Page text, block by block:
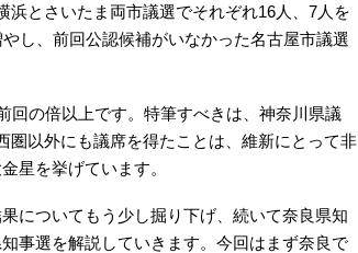
浜とさいたま両市議選でそれぞれ16人、7人を
し、前回公認候補がいなかった名古屋市議選
回の倍以上です。特筆すべきは、神奈川県議
以外にも議席を得たことは、維新にとって非
星を挙げています。
についてもう少し掘り下げ、続いて奈良県知
事選を解説していきます。今回はまず奈良で